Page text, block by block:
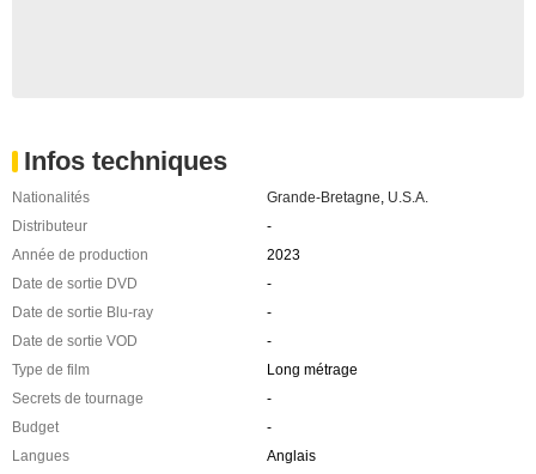
Infos techniques
Nationalités Grande-Bretagne, U.S.A.
Distributeur
-
Année de production
2023
Date de sortie DVD
-
Date de sortie Blu-ray
-
Date de sortie VOD
-
Type de film
Long métrage
Secrets de tournage
-
Budget
-
Langues
Anglais